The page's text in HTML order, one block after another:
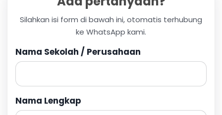
Silahkan isi form di bawah ini, otomatis terhubung
ke WhatsApp kami.
Nama Sekolah / Perusahaan
Nama Lengkap